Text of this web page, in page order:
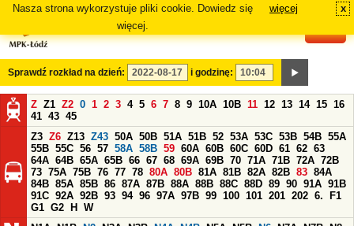
Nasza strona wykorzystuje pliki cookie. Dowiedz się
więcej.
więcej x
Sprawdź rozkład na dzień: i godzinę:
Z Z1 Z2 0 1 2 3 4 5 6 7 8 9 10A 10B 11 12 13 14 15 16
41 43 45
Z3 Z6 Z13 Z43 50A 50B 51A 51B 52 53A 53C 53B 54B 55A
55B 55C 56 57 58A 58B 59 60A 60B 60C 60D 61 62 63
64A 64B 65A 65B 66 67 68 69A 69B 70 71A 71B 72A 72B
73 75A 75B 76 77 78 80A 80B 81A 81B 82A 82B 83 84A
84B 85A 85B 86 87A 87B 88A 88B 88C 88D 89 90 91A 91B
91C 92A 92B 93 94 96 97A 97B 99 100 101 201 202 6.
F1
G1 G2 H
W